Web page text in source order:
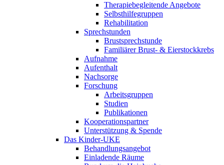
Therapiebegleitende Angebote
Selbsthilfegruppen
Rehabilitation
Sprechstunden
Brustsprechstunde
Familiärer Brust- & Eierstockkrebs
Aufnahme
Aufenthalt
Nachsorge
Forschung
Arbeitsgruppen
Studien
Publikationen
Kooperationspartner
Unterstützung & Spende
Das Kinder-UKE
Behandlungsangebot
Einladende Räume